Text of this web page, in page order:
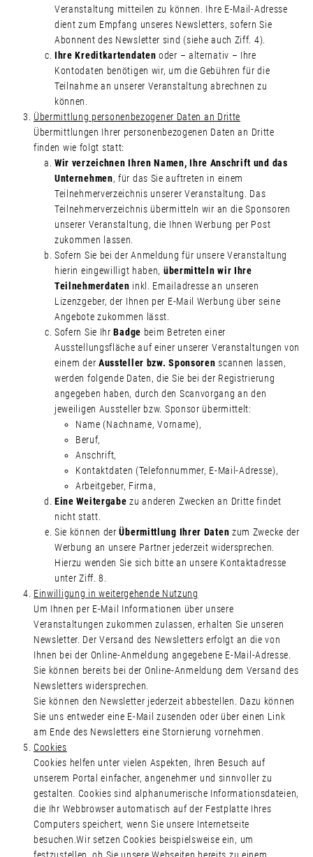
Veranstaltung mitteilen zu können. Ihre E-Mail-Adresse
dient zum Empfang unseres Newsletters, sofern Sie
Abonnent des Newsletter sind (siehe auch Ziff. 4).
Ihre Kreditkartendaten oder – alternativ – Ihre
Kontodaten benötigen wir, um die Gebühren für die
Teilnahme an unserer Veranstaltung abrechnen zu
können.
Übermittlung personenbezogener Daten an Dritte
Übermittlungen Ihrer personenbezogenen Daten an Dritte
finden wie folgt statt:
Wir verzeichnen Ihren Namen, Ihre Anschrift und das
Unternehmen, für das Sie auftreten in einem
Teilnehmerverzeichnis unserer Veranstaltung. Das
Teilnehmerverzeichnis übermitteln wir an die Sponsoren
unserer Veranstaltung, die Ihnen Werbung per Post
zukommen lassen.
Sofern Sie bei der Anmeldung für unsere Veranstaltung
hierin eingewilligt haben, übermitteln wir Ihre
Teilnehmerdaten inkl. Emailadresse an unseren
Lizenzgeber, der Ihnen per E-Mail Werbung über seine
Angebote zukommen lässt.
Sofern Sie IhrBadge beim Betreten einer
Ausstellungsfläche auf einer unserer Veranstaltungen von
einem der Aussteller bzw. Sponsoren scannen lassen,
werden folgende Daten, die Sie bei der Registrierung
angegeben haben, durch den Scanvorgang an den
jeweiligen Aussteller bzw. Sponsor übermittelt:
Name (Nachname, Vorname),
Beruf,
Anschrift,
Kontaktdaten (Telefonnummer, E-Mail-Adresse),
Arbeitgeber, Firma,
Eine Weitergabe zu anderen Zwecken an Dritte findet
nicht statt.
Sie können derÜbermittlung Ihrer Daten zum Zwecke der
Werbung an unsere Partner jederzeit widersprechen.
Hierzu wenden Sie sich bitte an unsere Kontaktadresse
unter Ziff. 8.
Einwilligung in weitergehende Nutzung
Um Ihnen per E-Mail Informationen über unsere
Veranstaltungen zukommen zulassen, erhalten Sie unseren
Newsletter. Der Versand des Newsletters erfolgt an die von
Ihnen bei der Online-Anmeldung angegebene E-Mail-Adresse.
Sie können bereits bei der Online-Anmeldung dem Versand des
Newsletters widersprechen.
Sie können den Newsletter jederzeit abbestellen. Dazu können
Sie uns entweder eine E-Mail zusenden oder über einen Link
am Ende des Newsletters eine Stornierung vornehmen.
Cookies
Cookies helfen unter vielen Aspekten, Ihren Besuch auf
unserem Portal einfacher, angenehmer und sinnvoller zu
gestalten. Cookies sind alphanumerische Informationsdateien,
die Ihr Webbrowser automatisch auf der Festplatte Ihres
Computers speichert, wenn Sie unsere Internetseite
besuchen.Wir setzen Cookies beispielsweise ein, um